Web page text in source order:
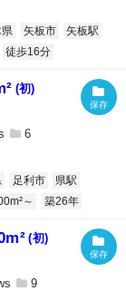
矢板市
矢板駅
徒歩16分
(初)
6
足利市
県駅
～ 築26年
(初)
9